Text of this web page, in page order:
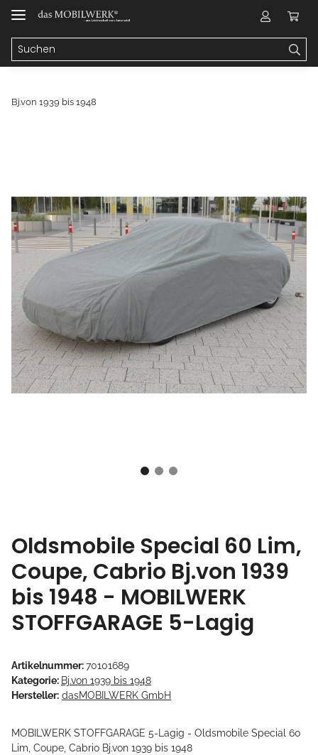
Bj.von 1939 bis 1948
Oldsmobile Special 60 Lim,
Coupe, Cabrio Bj.von 1939
bis 1948 - MOBILWERK
STOFFGARAGE 5-Lagig
Artikelnummer:70101689
Kategorie: Bj.von 1939 bis 1948
Hersteller: dasMOBILWERK GmbH
MOBILWERK STOFFGARAGE 5-Lagig - Oldsmobile Special 60
Lim, Coupe, Cabrio Bj.von 1939 bis 1948